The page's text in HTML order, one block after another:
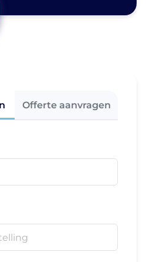
Offerte aanvragen